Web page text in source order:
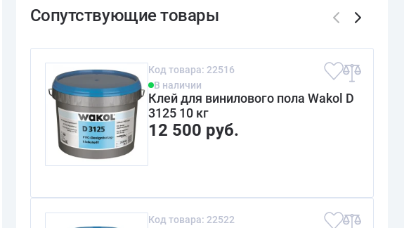
Код товара: 22516
В наличии
Клей для винилового пола Wakol D
3125 10 кг
12 500 руб.
Код товара: 22522